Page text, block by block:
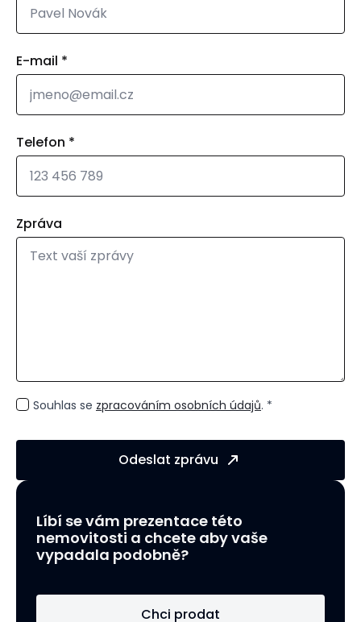
E-mail *
Telefon *
Zpráva
GDPRSouhlas se zpracováním osobních údajů. *
Odeslat zprávu
Líbí se vám prezentace této
nemovitosti a chcete aby vaše
vypadala podobně?
Chci prodat